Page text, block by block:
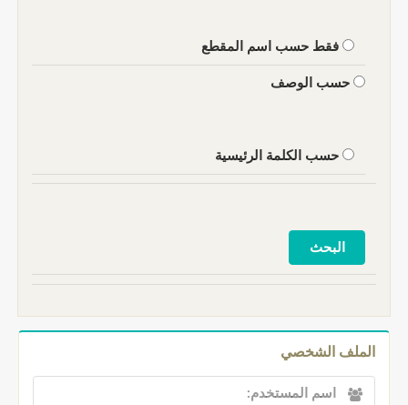
فقط حسب اسم المقطع
حسب الوصف
حسب الكلمة الرئيسية
الملف الشخصي